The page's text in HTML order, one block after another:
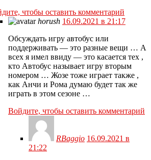
чтобы оставить комментарий
horush 16.09.2021 в 21:17
Обсуждать игру автобус или
поддерживать — это разные вещи … А
всех я имел ввиду — это касается тех ,
кто Автобус называет игру вторым
номером … Жозе тоже играет также ,
как Анчи и Рома думаю будет так же
играть в этом сезоне …
Войдите, чтобы оставить комментарий
RBaggio 16.09.2021 в
21:22